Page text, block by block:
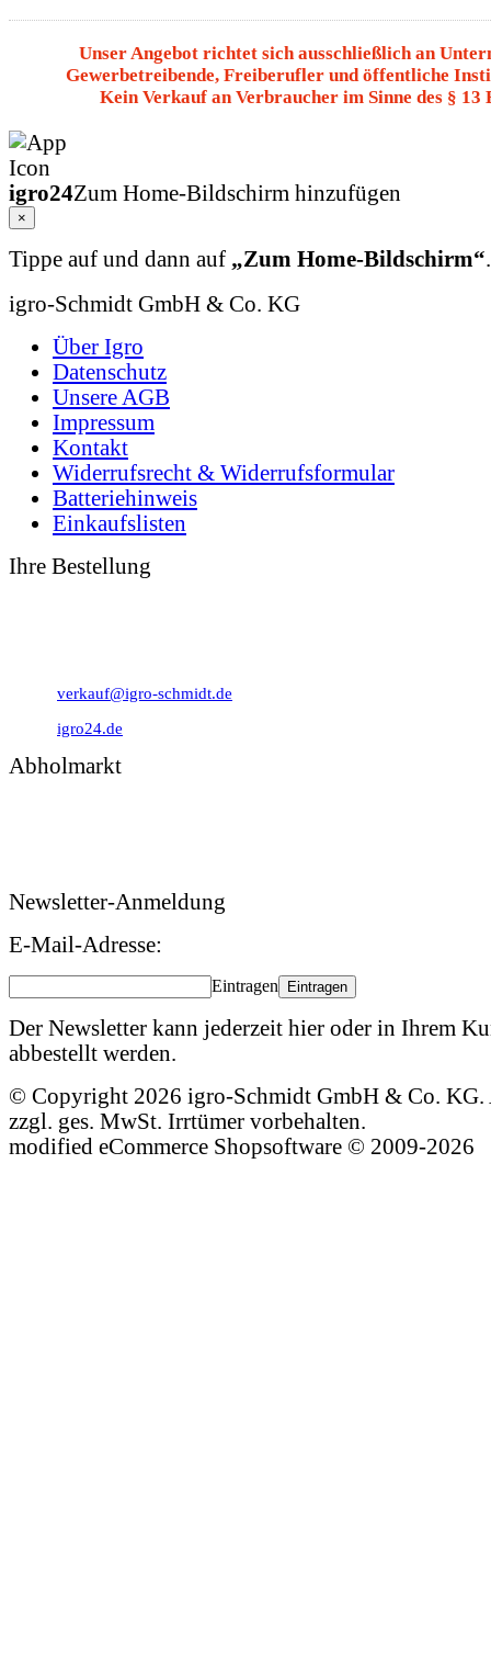
Unser Angebot richtet sich ausschließlich an
Gewerbetreibende, Freiberufler und öffentliche
Kein Verkauf an Verbraucher im Sinne des § 13
igro24Zum Home-Bildschirm hinzufügen
×
Tippe auf und dann auf „Zum Home-Bildschirm“.
igro-Schmidt GmbH & Co. KG
Über Igro
Datenschutz
Unsere AGB
Impressum
Kontakt
Widerrufsrecht & Widerrufsformular
Batteriehinweis
Einkaufslisten
Ihre Bestellung
verkauf@igro-schmidt.de
igro24.de
Abholmarkt
Newsletter-Anmeldung
E-Mail-Adresse:
Eintragen Eintragen
Der Newsletter kann jederzeit hier oder in Ihrem
abbestellt werden.
© Copyright 2026 igro-Schmidt GmbH & Co. KG.
zzgl. ges. MwSt. Irrtümer vorbehalten.
modified eCommerce Shopsoftware © 2009-2026